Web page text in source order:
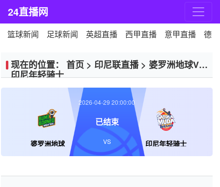
24直播网
篮球新闻 足球新闻 英超直播 西甲直播 意甲直播 德
现在的位置： 首页 > 印尼联直播> 婆罗洲地球VS
印尼年轻骑士
婆罗洲地球 印尼年轻骑士
2026-04-29 20:00:00
已结束
VS